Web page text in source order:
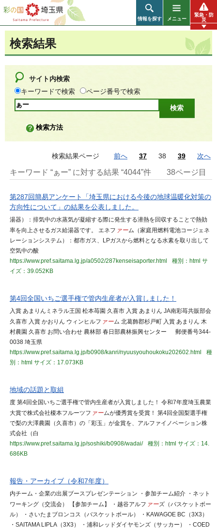
彩の国 埼玉県
情報を探す メニュー
緊急・防
災
検索結果
サイト内検索
キーワードで検索
ページ番号で検索
検索方法
検索結果ページ 前へ 37 38 39 次へ
キーワード “ぁー” に対する結果 “4044”件 38ページ目
第287回簡易アンケート「埼玉県における今後の地球温暖化対策の
方向性について」の結果を公表しました。
湯器）：排気中の水蒸気が凝縮する際に発生する潜熱を回収することで熱効
率を向上させるガス給湯器です。 エネフ ァーム（家庭用燃料電池コージェネ
レーションシステム）：都市ガス、LPガスから燃料となる水素を取り出して
空気中の酸
https://www.pref.saitama.lg.jp/a0502/287kenseisaporter.html
種別：html サ
イズ：39.052KB
第4回全国いちご選手権で管内生産者が入賞しました！
入賞 あまりんミネラル王国 松本苺園 久喜市 入賞 あまりん JA南彩苺共販部会
久喜市 入賞 かおりん ウィンヒルフ ァーム 北葛飾郡杉戸町 入賞 あまりん 木
村農園 久喜市 お問い合わせ 農林部 春日部農林振興センター 郵便番号344-
0038 埼玉県
https://www.pref.saitama.lg.jp/b0908/kanri/nyuusyouhoukoku202602.html
種
別：html サイズ：17.073KB
地域の話題と取組
度 第4回全国いちご選手権で管内生産者が入賞しました！ 令和7年度埼玉農業
大賞で株式会社榎本フルーツフ ァームが優秀賞を受賞！ 第4回全国梨選手権
で梨の大澤農園（久喜市）の「彩玉」が金賞を、アルファイノベーション株
式会社（白
https://www.pref.saitama.lg.jp/soshiki/b0908/wadai/
種別：html サイズ：14.
686KB
報告・アーカイブ（令和7年度）
内チーム・企業の出展ブースプレゼンテーション ・参加チーム紹介 ・ネット
ワーキング（交流会） 【参加チーム】 ・越谷アルフ ァーズ（バスケットボー
ル） ・さいたまブロンコス（バスケットボール） ・KAWAGOE BC（3X3）
・SAITAMA LIPLA（3X3） ・浦和レッドダイヤモンズ（サッカー） ・COED